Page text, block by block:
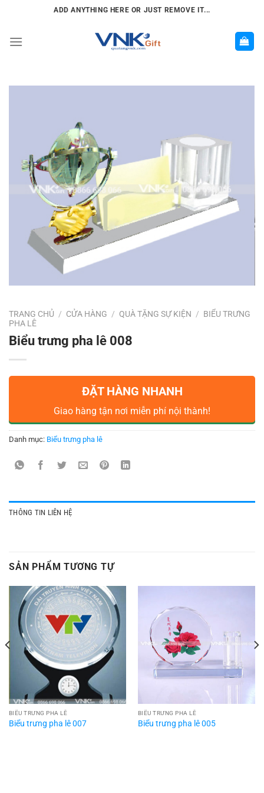
nội
ADD ANYTHING HERE OR JUST REMOVE IT...
TRANG CHỦ / CỬA HÀNG / QUÀ TẶNG SỰ KIỆN / BIỂU TRƯNG
PHA LÊ
Biểu trưng pha lê 008
ĐẶT HÀNG NHANH
Giao hàng tận nơi miễn phí nội thành!
Danh mục: Biểu trưng pha lê
THÔNG TIN LIÊN HỆ
SẢN PHẨM TƯƠNG TỰ
BIỂU TRƯNG PHA LÊ
Biểu trưng pha lê 007
BIỂU TRƯNG PHA LÊ
Biểu trưng pha lê 005